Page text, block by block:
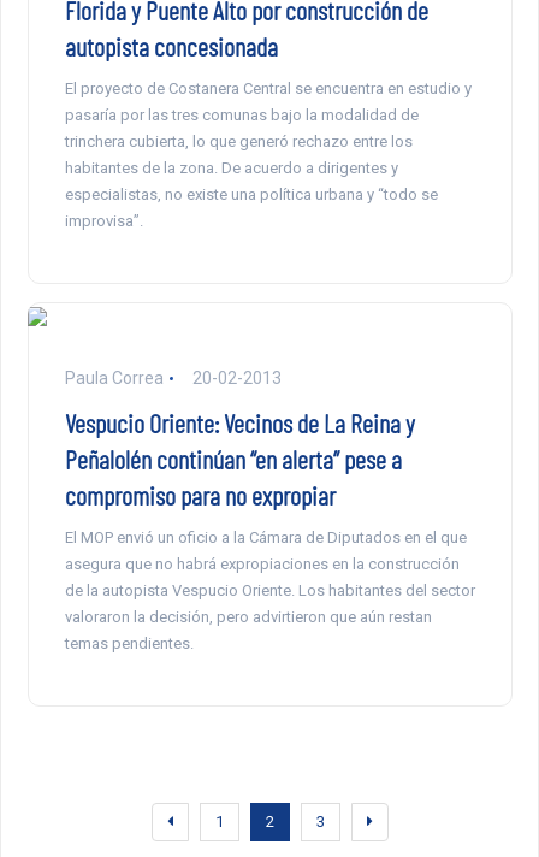
Florida y Puente Alto por construcción de
autopista concesionada
El proyecto de Costanera Central se encuentra en estudio y
pasaría por las tres comunas bajo la modalidad de
trinchera cubierta, lo que generó rechazo entre los
habitantes de la zona. De acuerdo a dirigentes y
especialistas, no existe una política urbana y “todo se
improvisa”.
Paula Correa 20-02-2013
Vespucio Oriente: Vecinos de La Reina y
Peñalolén continúan “en alerta” pese a
compromiso para no expropiar
El MOP envió un oficio a la Cámara de Diputados en el que
asegura que no habrá expropiaciones en la construcción
de la autopista Vespucio Oriente. Los habitantes del sector
valoraron la decisión, pero advirtieron que aún restan
temas pendientes.
1 2 3